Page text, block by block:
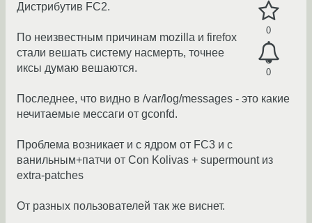
0
0
Дистрибутив FC2.
По неизвестным причинам mozilla и firefox
стали вешать систему насмерть, точнее
иксы думаю вешаются.
Последнее, что видно в /var/log/messages - это какие
нечитаемые мессаги от gconfd.
Проблема возникает и с ядром от FC3 и с
ванильным+патчи от Con Kolivas + supermount из
extra-patches
От разных пользователей так же виснет.